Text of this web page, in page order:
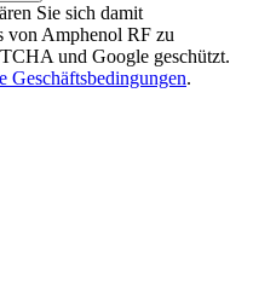
Sie sich damit
von Amphenol RF zu
und Google geschützt.
Geschäftsbedingungen.